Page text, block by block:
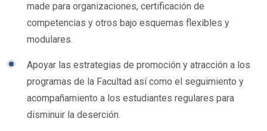
made para organizaciones, certificación de
competencias y otros bajo esquemas flexibles y
modulares.
Apoyar las estrategias de promoción y atracción a los
programas de la Facultad así como el seguimiento y
acompañamiento a los estudiantes regulares para
disminuir la deserción.